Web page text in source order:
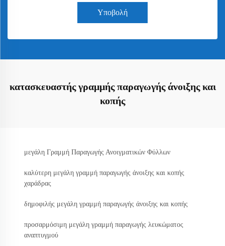
Υποβολή
κατασκευαστής γραμμής παραγωγής άνοιξης και
κοπής
μεγάλη Γραμμή Παραγωγής Ανοιγματικών Φύλλων
καλύτερη μεγάλη γραμμή παραγωγής άνοιξης και κοπής
χαράδρας
δημοφιλής μεγάλη γραμμή παραγωγής άνοιξης και κοπής
προσαρμόσιμη μεγάλη γραμμή παραγωγής λευκώματος
αναπτυγμού